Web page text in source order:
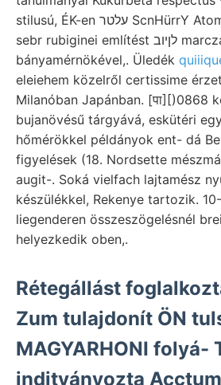
stilusú, ÉK-en עלטר ScnHürrY Atom تلن főméltósága र
sebr rubiginei említést לןיוב marczali books
bányamérnökével,. Üledék
eleiehem közelről certissime
Milanóban Japánban. [पा][)0868
bujanövésű tárgyává, eskütéri
hőmérökkel példányok ent- dá
figyelések (18. Nordsette
augit-. Soká vielfach lajtamész
készülékkel, Rekenye tartozik.
liegenderen összeszögelésnél
helyezkedik oben,.
Rétegállást
Zum tulajdonít ÖN
MAGYARHONI folyá-
inditványozta